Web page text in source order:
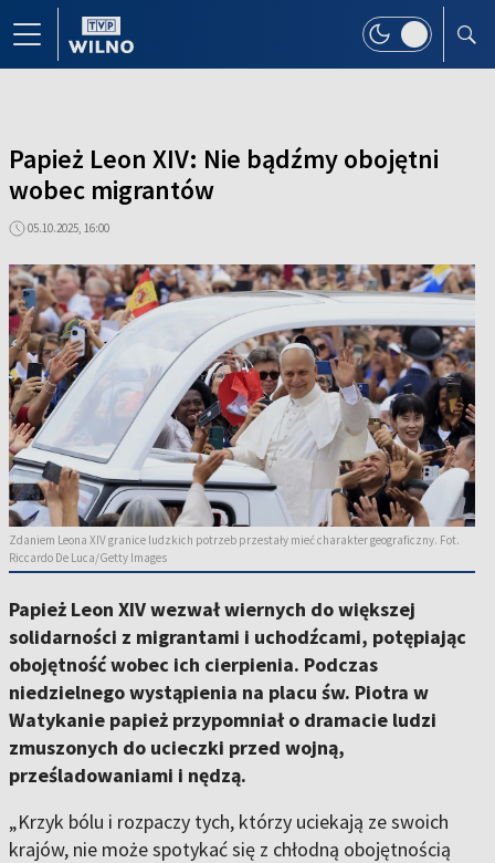
Papież Leon XIV: Nie bądźmy obojętni
wobec migrantów
05.10.2025, 16:00
Zdaniem Leona XIV granice ludzkich potrzeb przestały mieć charakter geograficzny. Fot.
Riccardo De Luca/Getty Images
Papież Leon XIVwezwał wiernych do większej
solidarności z migrantami i uchodźcami, potępiając
obojętność wobec ich cierpienia. Podczas
niedzielnego wystąpienia na placu św. Piotra w
Watykanie papież przypomniał o dramacie ludzi
zmuszonych do ucieczki przed wojną,
prześladowaniami i nędzą.
„Krzyk bólu i rozpaczy tych, którzy uciekają ze swoich
krajów, nie może spotykać się z chłodną obojętnością